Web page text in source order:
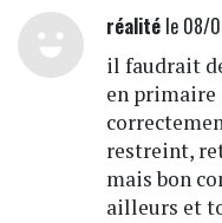
réalitéle 08/
il faudrait
en primaire
restreint,
mais bon
ailleurs et